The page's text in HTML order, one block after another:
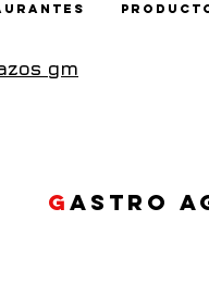
gm
G astro